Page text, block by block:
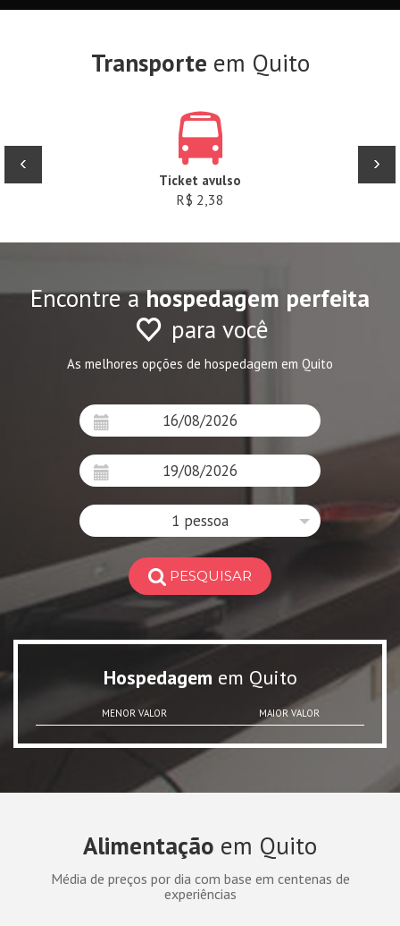
Transporte em Quito
Ticket avulso
R$ 2,38
‹ ›
Encontre ahospedagem perfeita
para você
As melhores opções de hospedagem em Quito
1 pessoa
PESQUISAR
Hospedagem em Quito
MENOR VALOR MAIOR VALOR
Alimentação em Quito
Média de preços por dia com base em centenas de
experiências